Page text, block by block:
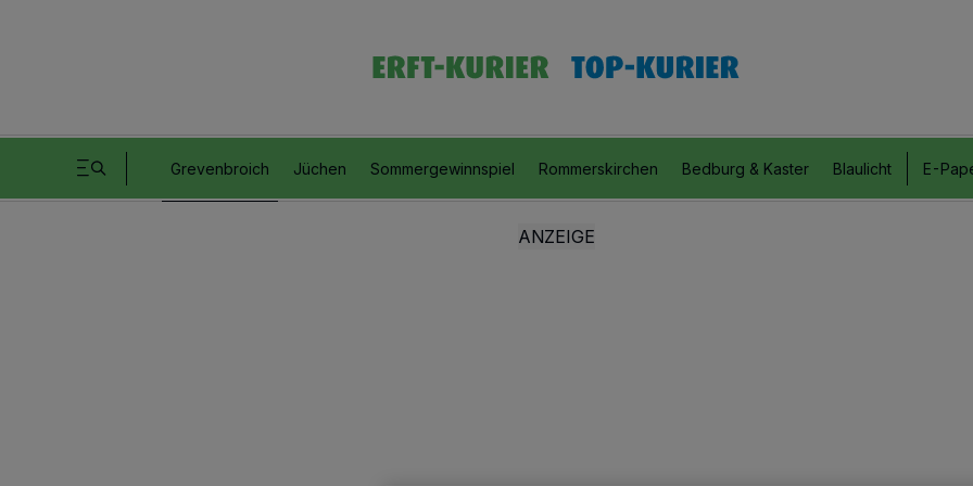
Grevenbroich Jüchen Sommergewinnspiel Rommerskirchen Bedburg & Kaster Blaulicht E-